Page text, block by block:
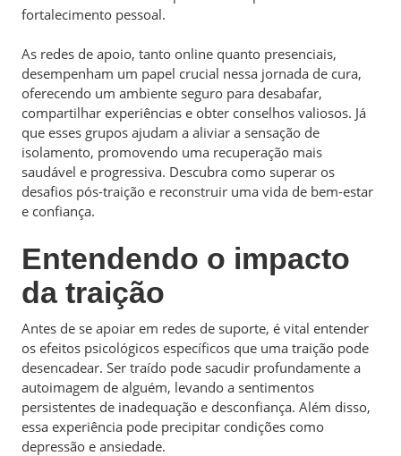
fortalecimento pessoal.
As redes de apoio, tanto online quanto presenciais,
desempenham um papel crucial nessa jornada de cura,
oferecendo um ambiente seguro para desabafar,
compartilhar experiências e obter conselhos valiosos. Já
que esses grupos ajudam a aliviar a sensação de
isolamento, promovendo uma recuperação mais
saudável e progressiva. Descubra como superar os
desafios pós-traição e reconstruir uma vida de bem-estar
e confiança.
Entendendo o impacto
da traição
Antes de se apoiar em redes de suporte, é vital entender
os efeitos psicológicos específicos que uma traição pode
desencadear. Ser traído pode sacudir profundamente a
autoimagem de alguém, levando a sentimentos
persistentes de inadequação e desconfiança. Além disso,
essa experiência pode precipitar condições como
depressão e ansiedade.